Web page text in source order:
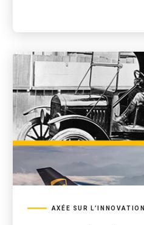
AXÉE SUR L’INNOVATION